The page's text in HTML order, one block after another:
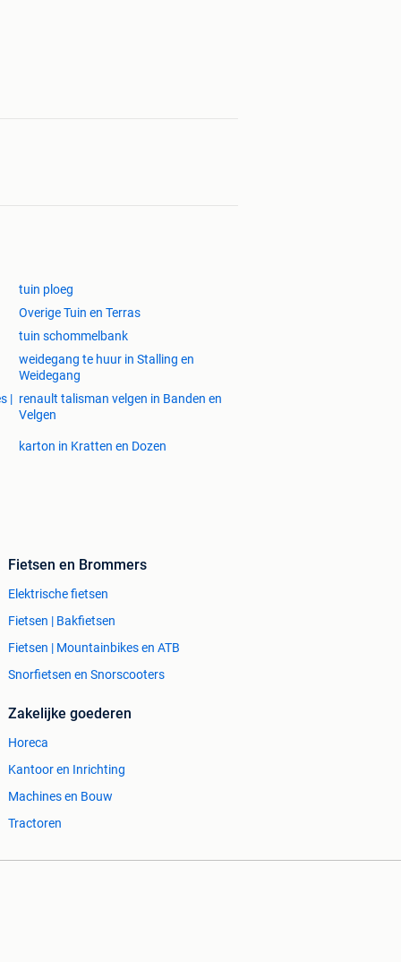
tuin ploeg
Overige Tuin en Terras
tuin schommelbank
weidegang te huur in Stalling en
Weidegang
| renault talisman velgen in Banden en
Velgen
karton in Kratten en Dozen
Fietsen en Brommers
Elektrische fietsen
Fietsen | Bakfietsen
Fietsen | Mountainbikes en ATB
Snorfietsen en Snorscooters
Zakelijke goederen
Horeca
Kantoor en Inrichting
Machines en Bouw
Tractoren